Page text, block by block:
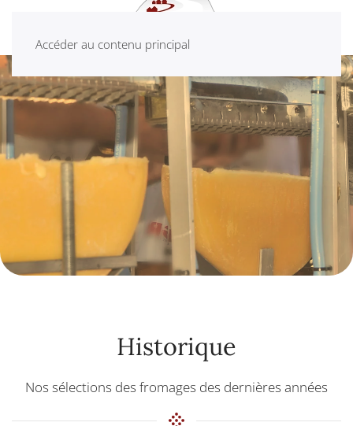
Accéder au contenu principal
Historique
Nos sélections des fromages des dernières années